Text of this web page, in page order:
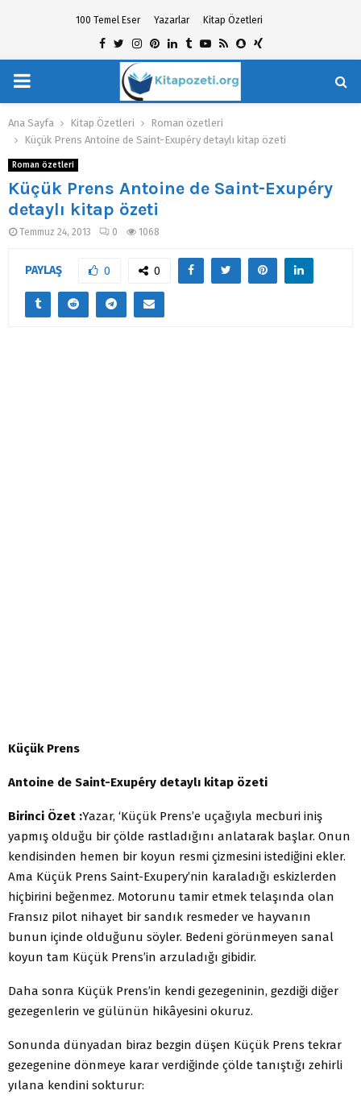
100 Temel Eser Yazarlar Kitap Özetleri
Facebook
TwitterInstagram
Pinterest
Linkedin
TumblrYoutube
RssSnapchat
Xing
PRIMARY
MENU
Ana Sayfa Kitap Özetleri
Roman özetleri
Küçük Prens Antoine de Saint-Exupéry detaylı kitap özeti
Roman özetleri
Küçük Prens Antoine de Saint-Exupéry
detaylı kitap özeti
Temmuz 24, 2013 0 1068
PAYLAŞ 0 0
Küçük Prens
Antoine de Saint-Exupéry detaylı kitap özeti
Birinci Özet :Yazar, ‘Küçük Prens’e uçağıyla mecburi iniş
yapmış olduğu bir çölde rastladığını anlatarak başlar. Onun
kendisinden hemen bir koyun resmi çizmesini istediğini ekler.
Ama Küçük Prens Saint-Exupery’nin karaladığı eskizlerden
hiçbirini beğenmez. Motorunu tamir etmek telaşında olan
Fransız pilot nihayet bir sandık resmeder ve hayvanın
bunun içinde olduğunu söyler. Bedeni görünmeyen sanal
koyun tam Küçük Prens’in arzuladığı gibidir.
Daha sonra Küçük Prens’in kendi gezegeninin, gezdiği diğer
gezegenlerin ve gülünün hikâyesini okuruz.
Sonunda dünyadan biraz bezgin düşen Küçük Prens tekrar
gezegenine dönmeye karar verdiğinde çölde tanıştığı zehirli
yılana kendini sokturur: